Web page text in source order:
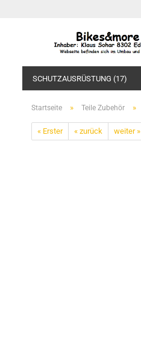
SCHUTZAUSRÜSTUNG (17)
Startseite » Teile Zubehör »
« Erster « zurück weiter »